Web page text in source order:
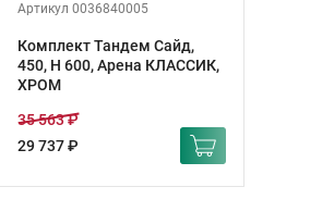
Артикул 0036840005
Комплект Тандем Сайд,
450, H 600, Арена КЛАССИК,
ХРОМ
29 737 ₽
35 563 ₽